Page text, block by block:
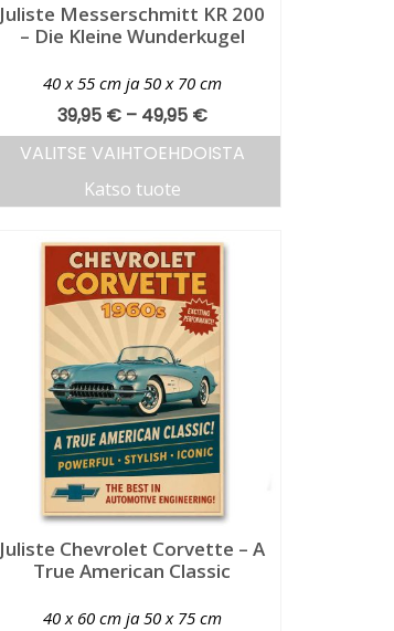
Juliste Messerschmitt KR 200
– Die Kleine Wunderkugel
40 x 55 cm ja 50 x 70 cm
39,95 € – 49,95 €
VALITSE VAIHTOEHDOISTA
Katso tuote
Juliste Chevrolet Corvette – A
True American Classic
40 x 60 cm ja 50 x 75 cm